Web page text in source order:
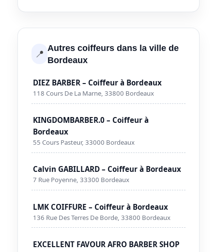
📍 Autres coiffeurs dans la ville de
Bordeaux
DIEZ BARBER – Coiffeur à Bordeaux
118 Cours De La Marne, 33800 Bordeaux
KINGDOMBARBER.0 – Coiffeur à
Bordeaux
55 Cours Pasteur, 33000 Bordeaux
Calvin GABILLARD – Coiffeur à Bordeaux
7 Rue Poyenne, 33300 Bordeaux
LMK COIFFURE – Coiffeur à Bordeaux
136 Rue Des Terres De Borde, 33800 Bordeaux
EXCELLENT FAVOUR AFRO BARBER SHOP